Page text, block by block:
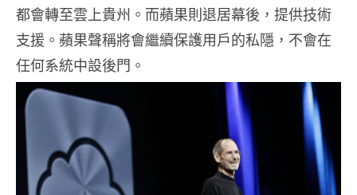
都會轉至雲上貴州。而蘋果則退居幕後，提供技術
支援。蘋果聲稱將會繼續保護用戶的私隱，不會在
任何系統中設後門。